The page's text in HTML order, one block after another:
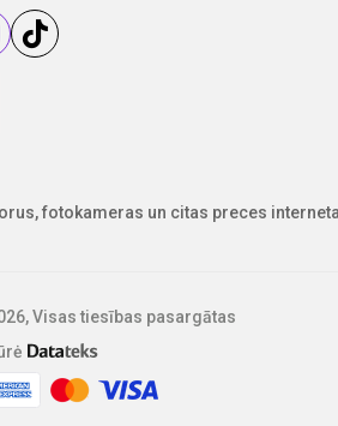
Visas tiesības pasargātas